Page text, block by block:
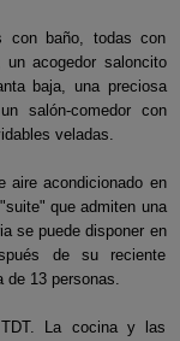
con baño, todas con
acogedor saloncito
baja, una preciosa
salón-comedor con
veladas.
aire acondicionado en
que admiten una
se puede disponer en
de su reciente
de 13 personas.
La cocina y las